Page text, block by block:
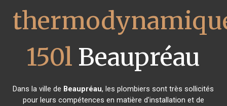
150l Beaupréau
Dans la ville de Beaupréau, les plombiers sont très sollicités
pour leurs compétences en matière d'installation et de